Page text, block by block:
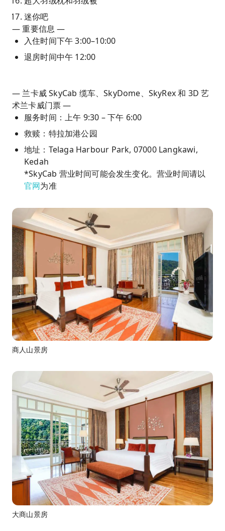
迷你吧
— 重要信息 —
入住时间下午 3:00–10:00
退房时间中午 12:00
— 兰卡威 SkyCab 缆车、SkyDome、SkyRex 和 3D 艺
术兰卡威门票 —
服务时间：上午 9:30 – 下午 6:00
救赎：特拉加港公园
地址：Telaga Harbour Park, 07000 Langkawi,
Kedah
*SkyCab 营业时间可能会发生变化。营业时间请以
官网为准
商人山景房
大商山景房